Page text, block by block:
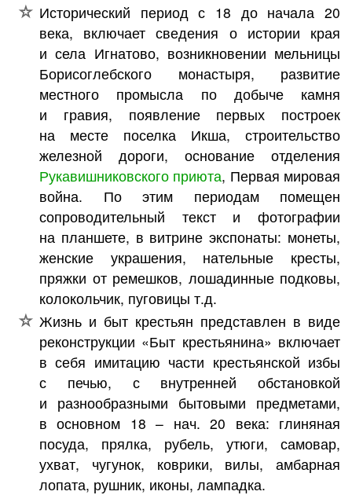
Исторический период с 18 до начала 20
века, включает сведения о истории края
и села Игнатово, возникновении мельницы
Борисоглебского монастыря, развитие
местного промысла по добыче камня
и гравия, появление первых построек
на месте поселка Икша, строительство
железной дороги, основание отделения
Рукавишниковского приюта, Первая мировая
война. По этим периодам помещен
сопроводительный текст и фотографии
на планшете, в витрине экспонаты: монеты,
женские украшения, нательные кресты,
пряжки от ремешков, лошадинные подковы,
колокольчик, пуговицы т.д.
Жизнь и быт крестьян представлен в виде
реконструкции «Быт крестьянина» включает
в себя имитацию части крестьянской избы
с печью, с внутренней обстановкой
и разнообразными бытовыми предметами,
в основном 18 – нач. 20 века: глиняная
посуда, прялка, рубель, утюги, самовар,
ухват, чугунок, коврики, вилы, амбарная
лопата, рушник, иконы, лампадка.